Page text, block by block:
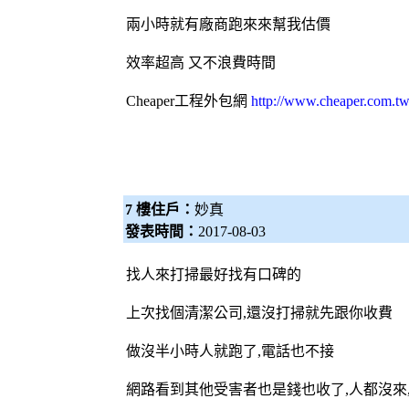
兩小時就有廠商跑來來幫我估價
效率超高 又不浪費時間
Cheaper工程外包網 http://
7 樓住戶： 妙真
發表時間： 2017-08-03
找人來打掃最好找有口碑的
上次找個清潔公司,還沒打掃就先跟你收費
做沒半小時人就跑了,電話也不接
網路看到其他受害者也是錢也收了,人都沒